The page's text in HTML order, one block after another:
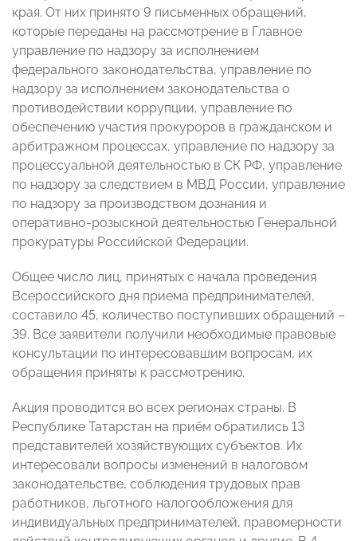
края. От них принято 9 письменных обращений,
которые переданы на рассмотрение в Главное
управление по надзору за исполнением
федерального законодательства, управление по
надзору за исполнением законодательства о
противодействии коррупции, управление по
обеспечению участия прокуроров в гражданском и
арбитражном процессах, управление по надзору за
процессуальной деятельностью в СК РФ, управление
по надзору за следствием в МВД России, управление
по надзору за производством дознания и
оперативно-розыскной деятельностью Генеральной
прокуратуры Российской Федерации.
Общее число лиц, принятых с начала проведения
Всероссийского дня приема предпринимателей,
составило 45, количество поступивших обращений –
39. Все заявители получили необходимые правовые
консультации по интересовавшим вопросам, их
обращения приняты к рассмотрению.
Акция проводится во всех регионах страны. В
Республике Татарстан на приём обратились 13
представителей хозяйствующих субъектов. Их
интересовали вопросы изменений в налоговом
законодательстве, соблюдения трудовых прав
работников, льготного налогообложения для
индивидуальных предпринимателей, правомерности